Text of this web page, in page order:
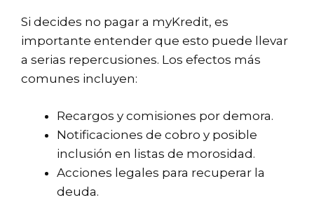
Si decides no pagar a myKredit, es
importante entender que esto puede llevar
a serias repercusiones. Los efectos más
comunes incluyen:
Recargos y comisiones por demora.
Notificaciones de cobro y posible
inclusión en listas de morosidad.
Acciones legales para recuperar la
deuda.